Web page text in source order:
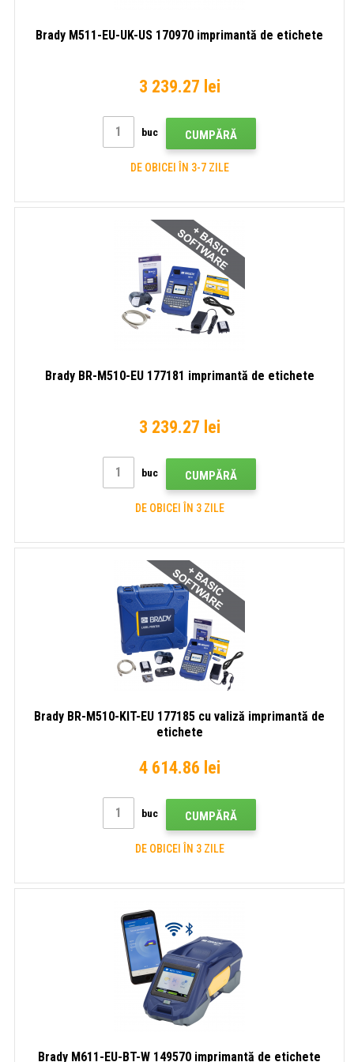
Brady M511-EU-UK-US 170970 imprimantă de etichete
3 239.27 lei
buc CUMPĂRĂ
DE OBICEI ÎN 3-7 ZILE
Brady BR-M510-EU 177181 imprimantă de etichete
3 239.27 lei
buc CUMPĂRĂ
DE OBICEI ÎN 3 ZILE
Brady BR-M510-KIT-EU 177185 cu valiză imprimantă de
etichete
4 614.86 lei
buc CUMPĂRĂ
DE OBICEI ÎN 3 ZILE
Brady M611-EU-BT-W 149570 imprimantă de etichete